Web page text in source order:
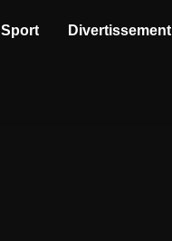
Sport Divertissement